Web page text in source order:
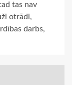
tas nav
otrādi,
darbs,